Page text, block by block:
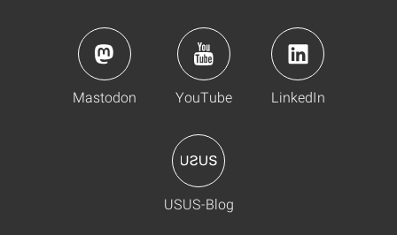
Mastodon YouTube LinkedIn
USUS-Blog